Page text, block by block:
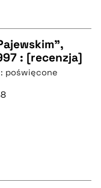
: [recenzja]
poświęcone